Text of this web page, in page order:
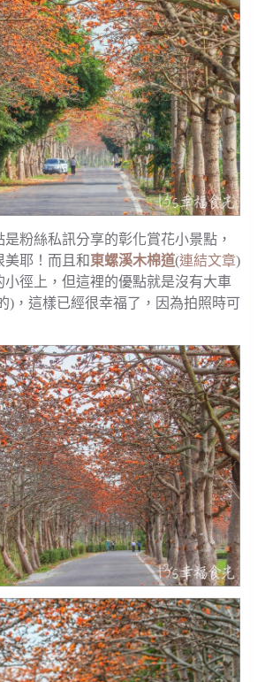
粉絲私訊分享的彰化賞花小景點，
美耶！而且和東螺溪木棉道(連結文章)
小徑上，但這裡的優點就是沒有大車
)，這樣已經很幸福了，因為拍照時可